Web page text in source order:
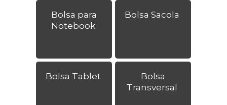
Bolsa para
Notebook
Bolsa Sacola
Bolsa Tablet
Bolsa
Transversal